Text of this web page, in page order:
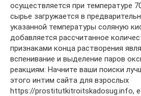
осуществляется при температуре
сырье загружается в
указанной температуры соляную
добавляется рассчитанное
признаками конца растворения
вспенивание и выделение паров
реакциям: Начните ваши поиски
этого интим сайта для взрослых
https://prostitutkitroitskadosug.info,